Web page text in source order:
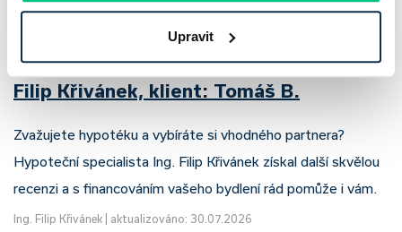
Upravit
Recenze - hypoteční specialista: Ing.
Filip Křivánek, klient: Tomáš B.
Zvažujete hypotéku a vybíráte si vhodného partnera?
Hypoteční specialista Ing. Filip Křivánek získal další skvělou
recenzi a s financováním vašeho bydlení rád pomůže i vám.
Ing. Filip Křivánek
aktualizováno: 30.07.2026